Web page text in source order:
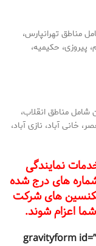
مناطق تهرانپارس،
پیروزی، حکیمیه،
شامل مناطق انقلاب،
خانی آباد، نازی آباد،
نمایندگی
های درج شده
تکنسین های شرکت
اعزام شوند.
[gravityform